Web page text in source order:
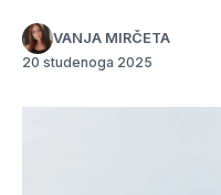
VANJA MIRČETA
20 studenoga 2025